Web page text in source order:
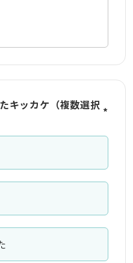
キッカケ（複数選択 *